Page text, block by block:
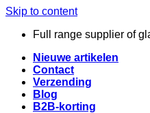
Skip to content
Full range supplier of
Nieuwe artikelen
Contact
Verzending
Blog
B2B-korting